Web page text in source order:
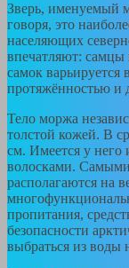
Зверь, именуемый
говоря, это
населяющих
впечатляют: самцы
самок варьируется
протяжённостью и
Тело моржа
толстой кожей. В
см. Имеется у него
волосками.
располагаются на
пропитания,
безопасности
выбраться из воды